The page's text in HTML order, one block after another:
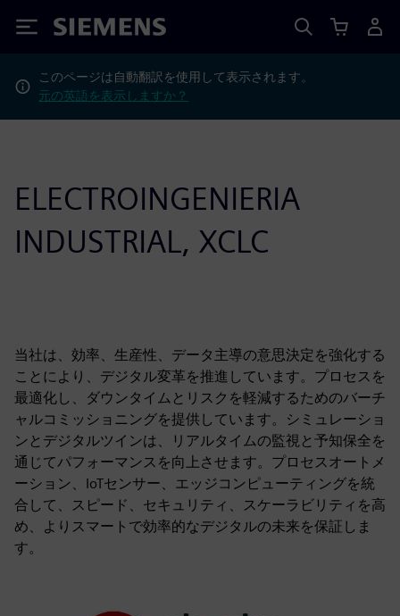
Siemens
このページは自動翻訳を使用して表示されます。
元の英語を表示しますか？
ELECTROINGENIERIA
INDUSTRIAL, XCLC
当社は、効率、生産性、データ主導の意思決定を強化する
ことにより、デジタル変革を推進しています。プロセスを
最適化し、ダウンタイムとリスクを軽減するためのバーチ
ャルコミッショニングを提供しています。シミュレーショ
ンとデジタルツインは、リアルタイムの監視と予知保全を
通じてパフォーマンスを向上させます。プロセスオートメ
ーション、IoTセンサー、エッジコンピューティングを統
合して、スピード、セキュリティ、スケーラビリティを高
め、よりスマートで効率的なデジタルの未来を保証しま
す。